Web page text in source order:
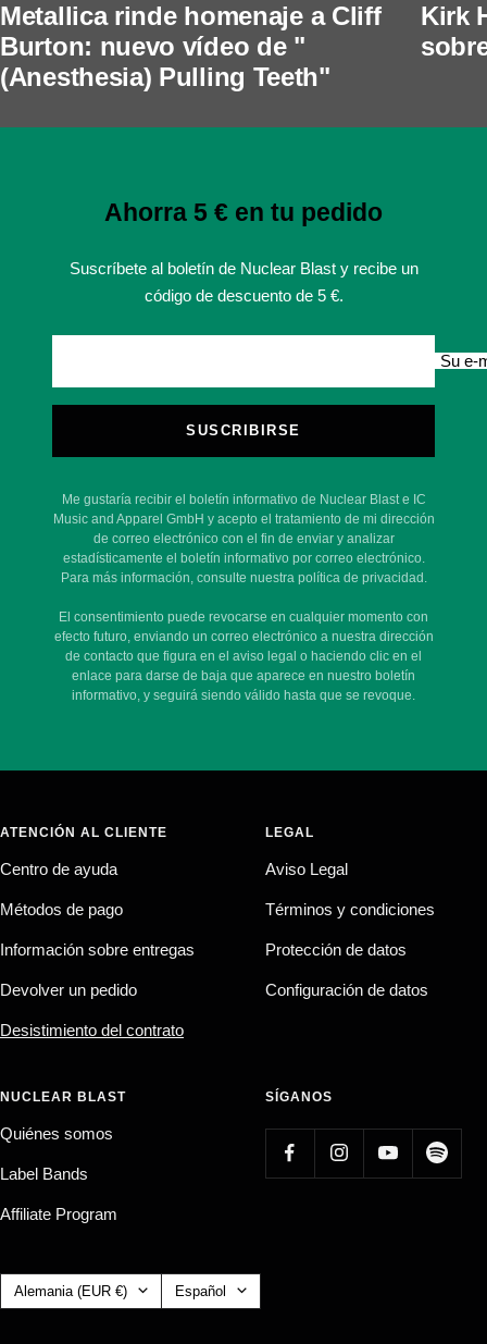
Metallica rinde homenaje a Cliff
Burton: nuevo vídeo de "
(Anesthesia) Pulling Teeth"
Kirk
Ahorra 5 € en tu pedido
Suscríbete al boletín de Nuclear Blast y recibe un
código de descuento de 5 €.
Su e-
SUSCRIBIRSE
Me gustaría recibir el boletín informativo de Nuclear Blast e IC
Music and Apparel GmbH y acepto el tratamiento de mi dirección
de correo electrónico con el fin de enviar y analizar
estadísticamente el boletín informativo por correo electrónico.
Para más información, consulte nuestra política de privacidad.
El consentimiento puede revocarse en cualquier momento con
efecto futuro, enviando un correo electrónico a nuestra dirección
de contacto que figura en el aviso legal o haciendo clic en el
enlace para darse de baja que aparece en nuestro boletín
informativo, y seguirá siendo válido hasta que se revoque.
ATENCIÓN AL CLIENTE
Centro de ayuda
Métodos de pago
Información sobre entregas
Devolver un pedido
Desistimiento del contrato
LEGAL
Aviso Legal
Términos y condiciones
Protección de datos
Configuración de datos
NUCLEAR BLAST
Quiénes somos
Label Bands
Affiliate Program
SÍGANOS
País/región Alemania (EUR €) Idioma
Español